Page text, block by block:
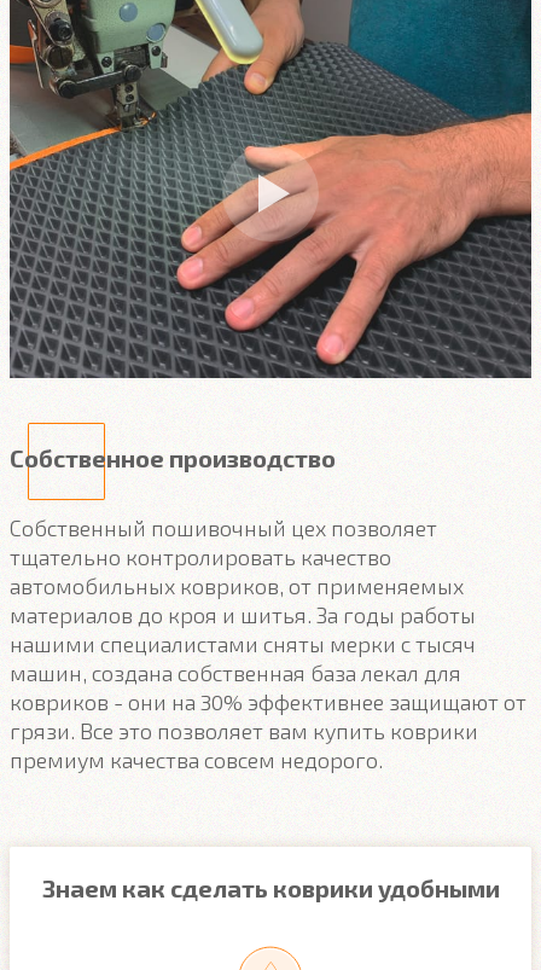
Собственное производство
Собственный пошивочный цех позволяет
тщательно контролировать качество
автомобильных ковриков, от применяемых
материалов до кроя и шитья. За годы работы
нашими специалистами сняты мерки с тысяч
машин, создана собственная база лекал для
ковриков - они на 30% эффективнее защищают от
грязи. Все это позволяет вам купить коврики
премиум качества совсем недорого.
Знаем как сделать коврики удобными